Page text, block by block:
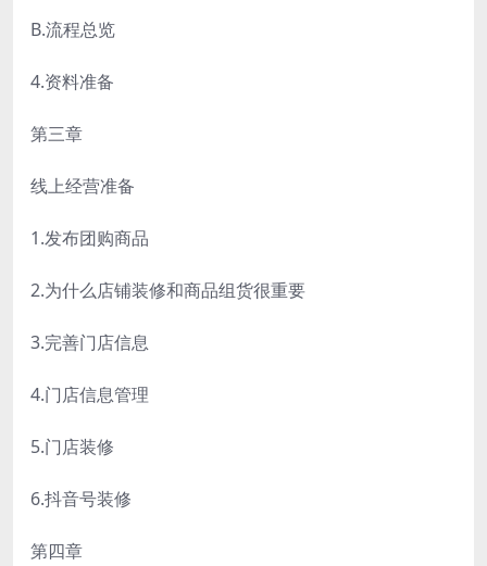
B.流程总览
4.资料准备
第三章
线上经营准备
1.发布团购商品
2.为什么店铺装修和商品组货很重要
3.完善门店信息
4.门店信息管理
5.门店装修
6.抖音号装修
第四章